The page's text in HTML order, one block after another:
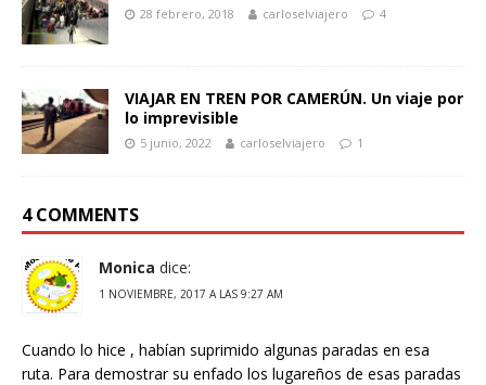
28 febrero, 2018 carloselviajero 4
VIAJAR EN TREN POR CAMERÚN. Un viaje por
lo imprevisible
5 junio, 2022 carloselviajero 1
4 COMMENTS
Monica dice:
1 NOVIEMBRE, 2017 A LAS 9:27 AM
Cuando lo hice , habían suprimido algunas paradas en esa
ruta. Para demostrar su enfado los lugareños de esas paradas